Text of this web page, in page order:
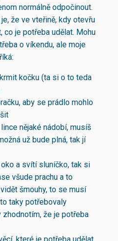
normálně odpočinout.
že ve vteřině, kdy otevřu
co je potřeba udělat. Mohu
o víkendu, ale moje
kočku (ta si o to teda
aby se prádlo mohlo
nějaké nádobí, musíš
už bude plná, tak jí
a svítí sluníčko, tak si
všude prachu a to
šmouhy, to se musí
taky potřebovaly
že je potřeba